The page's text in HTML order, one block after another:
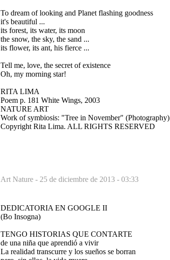
To dream of looking and Planet flashing goodness
it's beautiful ...
its forest, its water, its moon
the snow, the sky, the sand ...
its flower, its ant, his fierce ...
Tell me, love, the secret of existence
Oh, my morning star!
RITA LIMA
Poem p. 181 White Wings, 2003
NATURE ART
Work of symbiosis: "Tree in November" (Photography)
Copyright Rita Lima. ALL RIGHTS RESERVED
Art Nature - 25 de diciembre de 2013 - 03:33
DEDICATORIA EN GOOGLE II
(Bo Insogna)
TENGO HISTORIAS QUE CONTARTE
de una niña que aprendió a vivir
La realidad transcurre y los sueños se borran